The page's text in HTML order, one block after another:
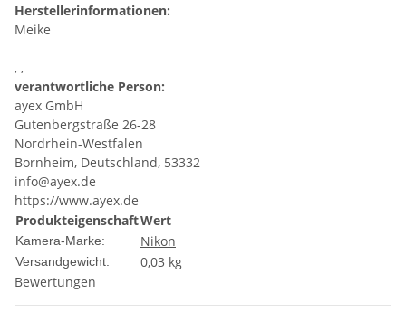
Herstellerinformationen:
Meike
, ,
verantwortliche Person:
ayex GmbH
Gutenbergstraße 26-28
Nordrhein-Westfalen
Bornheim, Deutschland, 53332
info@ayex.de
https://www.ayex.de
ProdukteigenschaftWert
Kamera-Marke: Nikon
Versandgewicht:
0,03 kg
Bewertungen